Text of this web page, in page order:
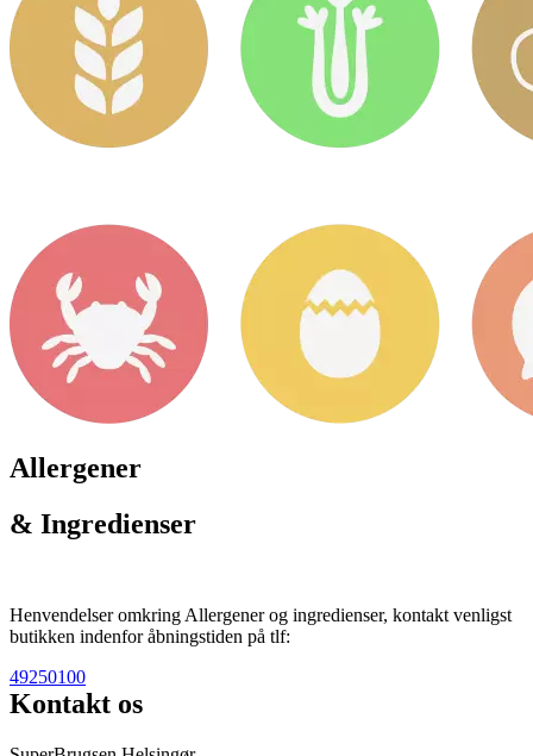
Allergener
& Ingredienser
Henvendelser omkring Allergener og ingredienser, kontakt venligst
butikken indenfor åbningstiden på tlf:
49250100
Kontakt os